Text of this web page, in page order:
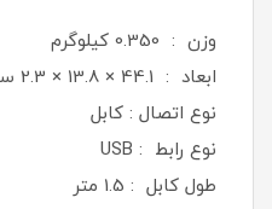
وزن : 0.350 کیلوگرم
ابعاد : 44.1 × 13.8 × 2.3 سانتیمتر
نوع اتصال : کابل
نوع رابط : USB
طول کابل : 1.5 متر